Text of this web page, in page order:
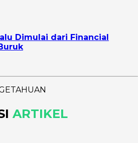
Dimulai dari Financial
ARTIKEL